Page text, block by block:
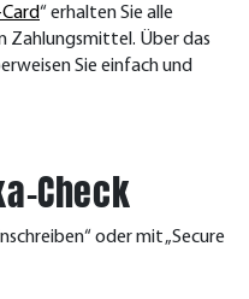
“ erhalten Sie alle
Zahlungsmittel. Über das
Sie einfach und
Check
oder mit „Secure